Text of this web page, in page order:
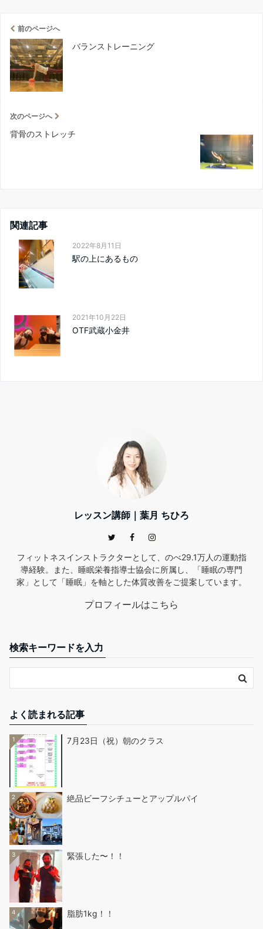
前のページへ
バランストレーニング
次のページへ
背骨のストレッチ
関連記事
2022年8月11日
駅の上にあるもの
2021年10月22日
OTF武蔵小金井
レッスン講師｜葉月 ちひろ
フィットネスインストラクターとして、のべ29.1万人の運動指
導経験。また、睡眠栄養指導士協会に所属し、「睡眠の専門
家」として「睡眠」を軸とした体質改善をご提案しています。
プロフィールはこちら
検索キーワードを入力
よく読まれる記事
1 7月23日（祝）朝のクラス
2 絶品ビーフシチューとアップルパイ
3 緊張した〜！！
4 脂肪1kg！！